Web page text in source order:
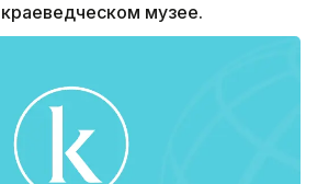
музее.